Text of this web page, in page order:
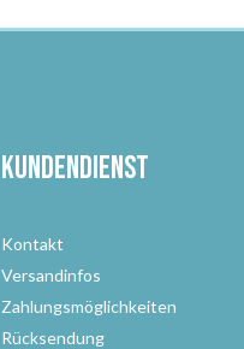
Kundendienst
Kontakt
Versandinfos
Zahlungsmöglichkeiten
Rücksendung